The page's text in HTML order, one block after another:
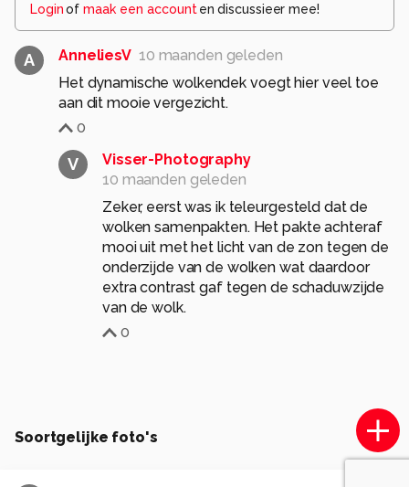
Loginof maak een account en discussieer mee!
A AnneliesV 10 maanden geleden
Het dynamische wolkendek voegt hier veel toe
aan dit mooie vergezicht.
0
V
Visser-Photography
10 maanden geleden
Zeker, eerst was ik teleurgesteld dat de
wolken samenpakten. Het pakte achteraf
mooi uit met het licht van de zon tegen de
onderzijde van de wolken wat daardoor
extra contrast gaf tegen de schaduwzijde
van de wolk.
0
Soortgelijke foto's